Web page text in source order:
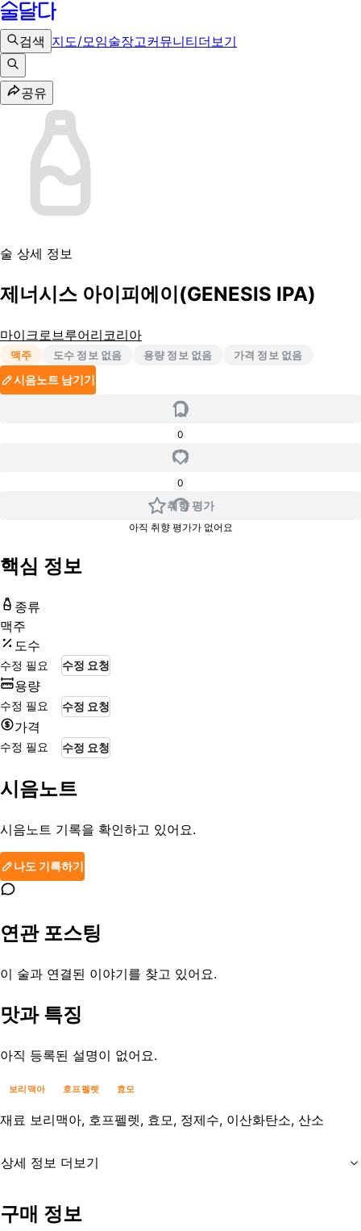
검색 지도/모임술장고커뮤니티더보기
공유
술 상세 정보
제너시스 아이피에이(GENESIS IPA)
마이크로브루어리코리아
맥주 도수 정보 없음 용량 정보 없음 가격 정보 없음
시음노트 남기기
0
0
취향 평가
아직 취향 평가가 없어요
핵심 정보
종류
맥주
도수
수정 필요 수정 요청
용량
수정 필요 수정 요청
가격
수정 필요 수정 요청
시음노트
시음노트 기록을 확인하고 있어요.
나도 기록하기
연관 포스팅
이 술과 연결된 이야기를 찾고 있어요.
맛과 특징
아직 등록된 설명이 없어요.
보리맥아 호프펠렛 효모
재료 보리맥아, 호프펠렛, 효모, 정제수, 이산화탄소, 산소
상세 정보 더보기
등록일
구매 정보